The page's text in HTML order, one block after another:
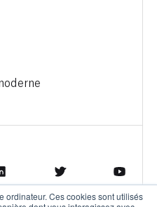
ordinateur. Ces cookies sont utilisés